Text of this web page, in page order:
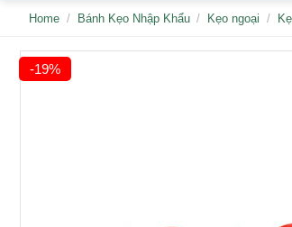
Home / Bánh Kẹo Nhập Khẩu / Kẹo ngoại /
-19%